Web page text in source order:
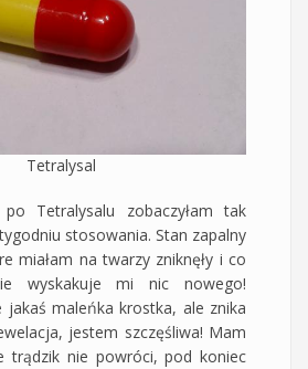
Tetralysal
Tetralysalu zobaczyłam tak
stosowania. Stan zapalny
miałam na twarzy zniknęły i co
wyskakuje mi nic nowego!
jakaś maleńka krostka, ale znika
jestem szczęśliwa! Mam
trądzik nie powróci, pod koniec